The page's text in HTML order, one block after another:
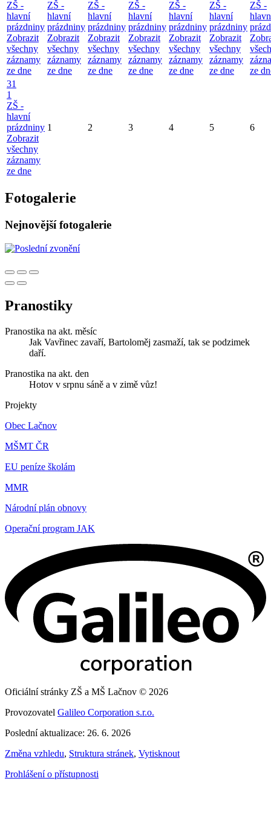
ZŠ -
hlavní
prázdniny
Zobrazit
všechny
záznamy
ze dne
ZŠ -
hlavní
prázdniny
Zobrazit
všechny
záznamy
ze dne
ZŠ -
hlavní
prázdniny
Zobrazit
všechny
záznamy
ze dne
ZŠ -
hlavní
prázdniny
Zobrazit
všechny
záznamy
ze dne
ZŠ -
hlavní
prázdniny
Zobrazit
všechny
záznamy
ze dne
ZŠ -
hlavní
prázdniny
Zobrazit
všechny
záznamy
ze dne
ZŠ -
ze
31
1
ZŠ -
hlavní
prázdniny
Zobrazit
všechny
záznamy
ze dne
1 2 3 4 5 6
Fotogalerie
Nejnovější fotogalerie
Pranostiky
Pranostika na akt. měsíc
Jak Vavřinec zavaří, Bartoloměj zasmaží, tak se podzimek
daří.
Pranostika na akt. den
Hotov v srpnu sáně a v zimě vůz!
Projekty
Obec Lačnov
MŠMT ČR
EU peníze školám
MMR
Národní plán obnovy
Operační program JAK
Oficiální stránky ZŠ a MŠ Lačnov © 2026
Provozovatel Galileo Corporation s.r.o.
Poslední aktualizace: 26. 6. 2026
Změna vzhledu, Struktura stránek, Vytisknout
Prohlášení o přístupnosti